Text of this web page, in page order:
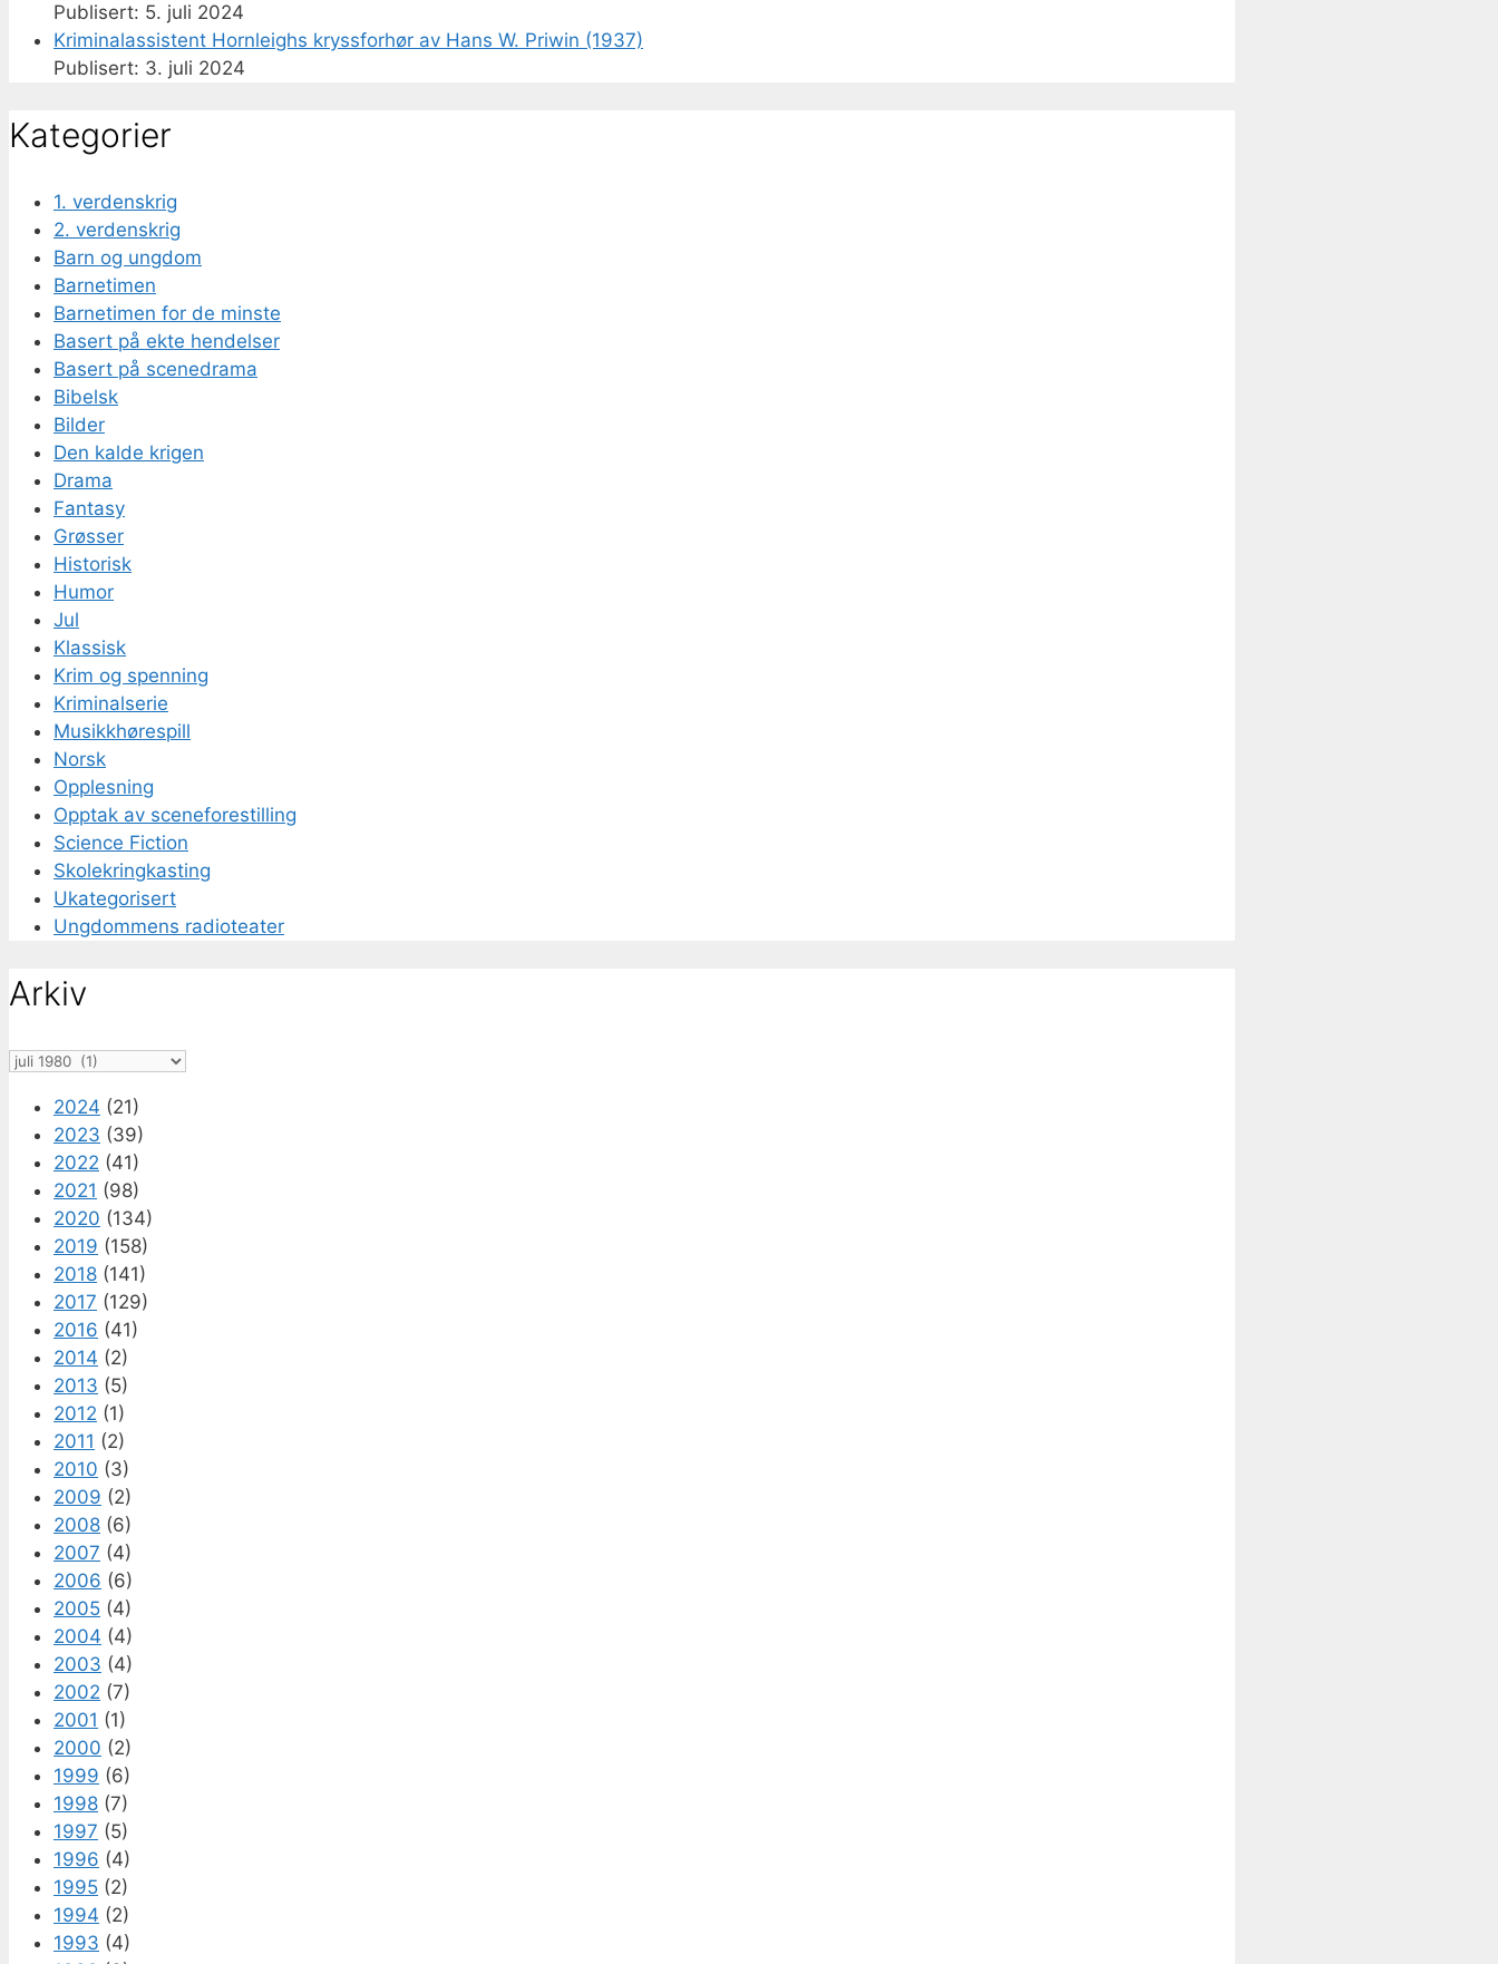
5. juli 2024
Kriminalassistent Hornleighs kryssforhør av Hans W. Priwin (1937)
3. juli 2024
Kategorier
1. verdenskrig
2. verdenskrig
Barn og ungdom
Barnetimen
Barnetimen for de minste
Basert på ekte hendelser
Basert på scenedrama
Bibelsk
Bilder
Den kalde krigen
Drama
Fantasy
Grøsser
Historisk
Humor
Jul
Klassisk
Krim og spenning
Kriminalserie
Musikkhørespill
Norsk
Opplesning
Opptak av sceneforestilling
Science Fiction
Skolekringkasting
Ukategorisert
Ungdommens radioteater
Arkiv
Arkiv
2024 (21)
2023 (39)
2022 (41)
2021 (98)
2020 (134)
2019 (158)
2018 (141)
2017 (129)
2016 (41)
2014 (2)
2013 (5)
2012 (1)
2011 (2)
2010 (3)
2009 (2)
2008 (6)
2007 (4)
2006 (6)
2005 (4)
2004 (4)
2003 (4)
2002 (7)
2001 (1)
2000 (2)
1999 (6)
1998 (7)
1997 (5)
1996 (4)
1995 (2)
1994 (2)
1993 (4)